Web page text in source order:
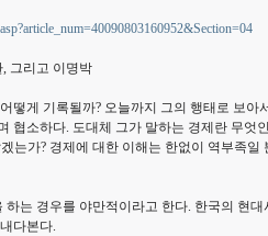
그리고 이명박
떻게 기록될까? 오늘까지 그의 행태로 보
협소하다. 도대체 그가 말하는 경제란 무
는가? 경제에 대한 이해는 한없이 역부족
는 경우를 야만적이라고 한다. 한국의 현
다본다.